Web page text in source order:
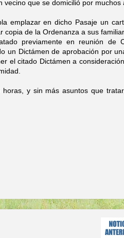
vecino que se domicilió por muchos
emplazar en dicho Pasaje un
copia de la Ordenanza a sus
previamente en reunión de
un Dictámen de aprobación por
el citado Dictámen a
horas, y sin más asuntos que